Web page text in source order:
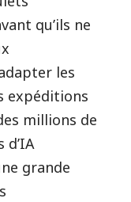
qu’ils ne
les
expéditions
millions de
d’IA
grande